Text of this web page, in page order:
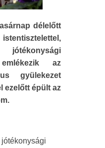
délelőtt
emlékezik az
gyülekezet
ezelőtt épült az